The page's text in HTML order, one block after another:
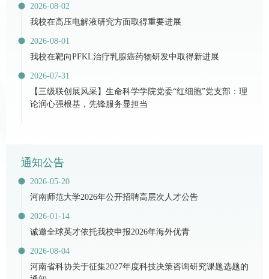
2026-08-02
​我校在高压电解液研究方面取得重要进展
2026-08-01
我校在靶向PFKL治疗乳腺癌药物研发中取得新进展
2026-07-31
【三级联创展风采】生命科学学院党委“红细胞”党支部：理
论润心强根基，先锋服务显担当
通知公告
2026-05-20
河南师范大学2026年公开招聘高层次人才公告
2026-01-14
诚邀全球英才依托我校申报2026年海外优青
2026-08-04
河南省科协关于征集2027年度科技决策咨询研究课题选题的